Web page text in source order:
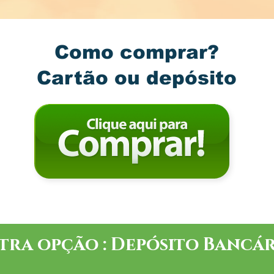
Como comprar?
Cartão ou depósito
opção : Depósito